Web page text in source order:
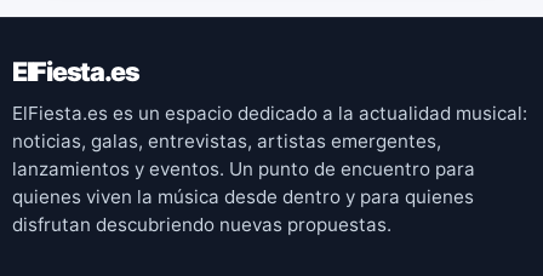
ElFiesta.es
ElFiesta.es es un espacio dedicado a la actualidad musical:
noticias, galas, entrevistas, artistas emergentes,
lanzamientos y eventos. Un punto de encuentro para
quienes viven la música desde dentro y para quienes
disfrutan descubriendo nuevas propuestas.